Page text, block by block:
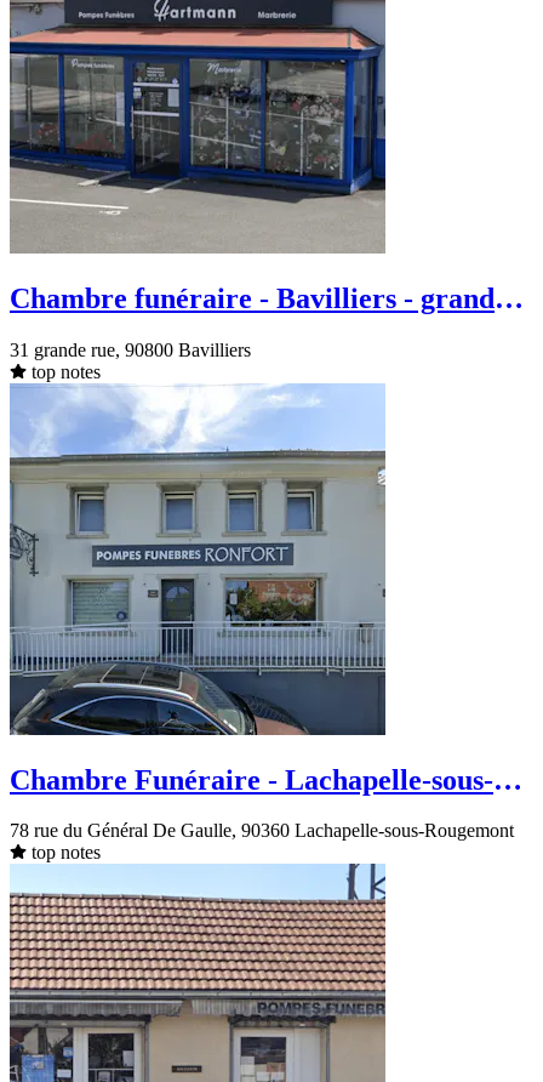
Chambre funéraire - Bavilliers - grande
31 grande rue, 90800 Bavilliers
top notes
Chambre Funéraire - Lachapelle-sous-
78 rue du Général De Gaulle, 90360 Lachapelle-sous-Rougemont
top notes